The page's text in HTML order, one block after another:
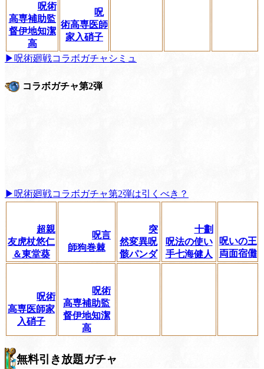
呪術
高専補助監
督伊地知潔
高
呪
術高専医師
家入硝子
▶呪術廻戦コラボガチャシミュ
コラボガチャ第2弾
▶呪術廻戦コラボガチャ第2弾は引くべき？
超親
友虎杖悠仁
＆東堂葵
呪言
師狗巻棘
突
然変異呪
骸パンダ
十劃
呪法の使い
手七海健人
呪いの王
両面宿儺
呪術
高専医師家
入硝子
呪術
高専補助監
督伊地知潔
高
無料引き放題ガチャ